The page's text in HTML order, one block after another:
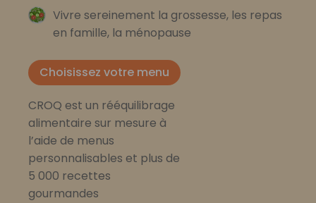
Vivre sereinement la grossesse, les repas
en famille, la ménopause
Choisissez votre menu
CROQ est un rééquilibrage
alimentaire sur mesure à
l’aide de menus
personnalisables et plus de
5 000 recettes
gourmandes